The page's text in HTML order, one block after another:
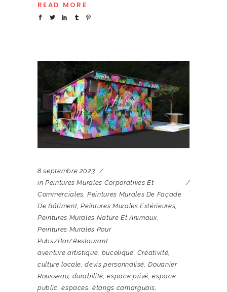
READ MORE
8 septembre 2023
in Peintures Murales Corporatives Et
Commerciales ,Peintures Murales De Façade
De Bâtiment ,Peintures Murales Extérieures
Peintures Murales Nature Et Animaux,
Peintures Murales Pour
Pubs/bar/restaurant
aventure artistique bucolique Créativité
culture locale ,devis personnalisé ,Douanier
Rousseau durabilité ,espace privé ,espace
public ,espaces ,étangs camarguais